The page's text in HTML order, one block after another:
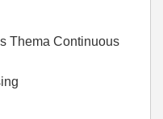
Thema Continuous